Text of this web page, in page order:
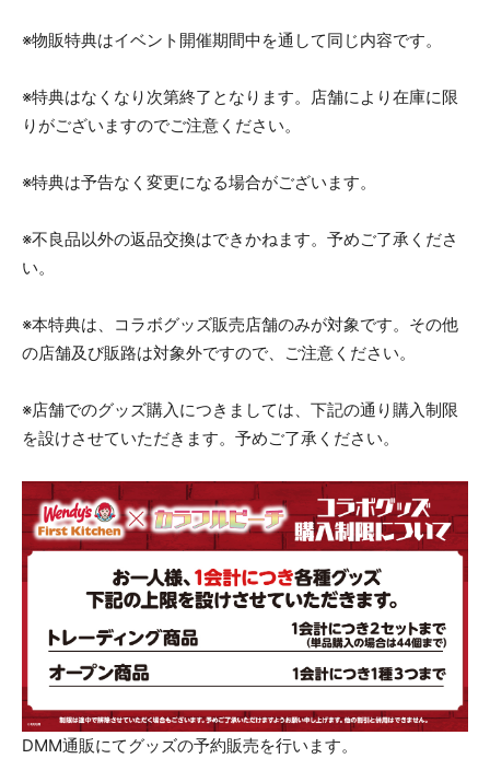
※物販特典はイベント開催期間中を通して同じ内容です。
※特典はなくなり次第終了となります。店舗により在庫に限
りがございますのでご注意ください。
※特典は予告なく変更になる場合がございます。
※不良品以外の返品交換はできかねます。予めご了承くださ
い。
※本特典は、コラボグッズ販売店舗のみが対象です。その他
の店舗及び販路は対象外ですので、ご注意ください。
※店舗でのグッズ購入につきましては、下記の通り購入制限
を設けさせていただきます。予めご了承ください。
DMM通販にてグッズの予約販売を行います。